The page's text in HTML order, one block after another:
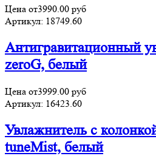
Цена от3990.00 руб
Артикул: 18749.60
Антигравитационный
zeroG, белый
Цена от3999.00 руб
Артикул: 16423.60
Увлажнитель с
tuneMist, белый